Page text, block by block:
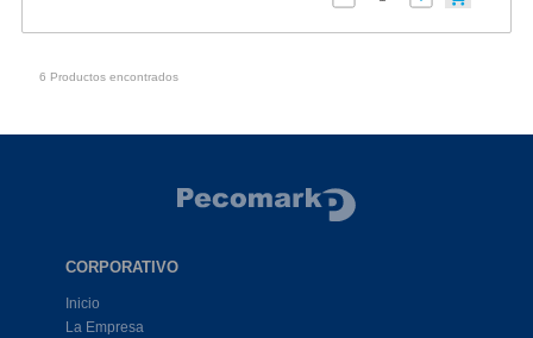
6 Productos encontrados
CORPORATIVO
Inicio
La Empresa